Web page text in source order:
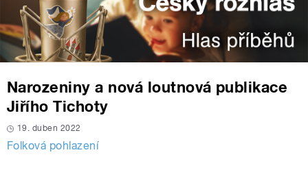
Narozeniny a nová loutnová publikace
Jiřího Tichoty
19. duben 2022
Folková pohlazení